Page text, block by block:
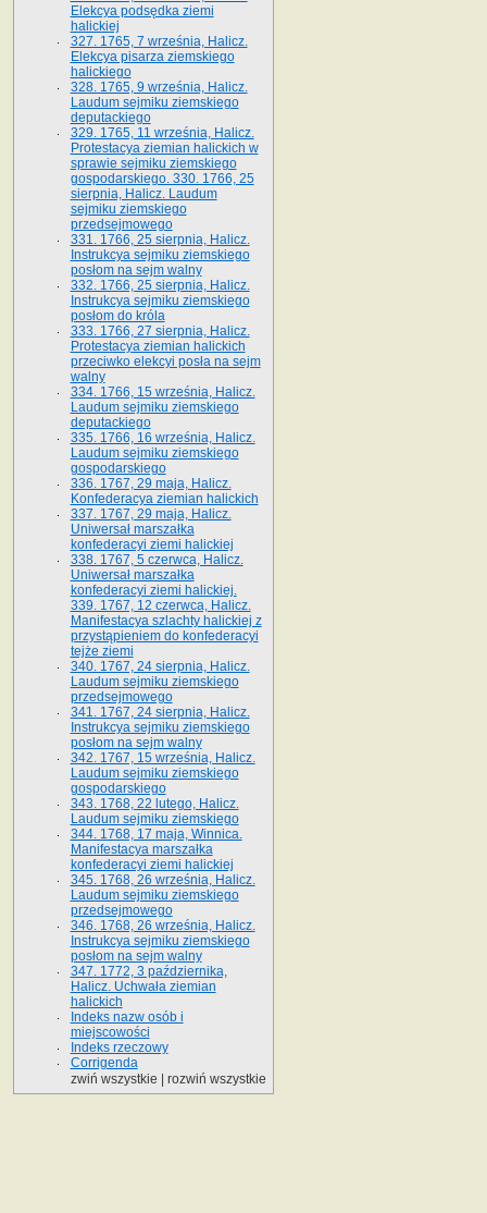
Elekcya podsędka ziemi
halickiej
327. 1765, 7 września, Halicz.
Elekcya pisarza ziemskiego
halickiego
328. 1765, 9 września, Halicz.
Laudum sejmiku ziemskiego
deputackiego
329. 1765, 11 września, Halicz.
Protestacya ziemian halickich w
sprawie sejmiku ziemskiego
gospodarskiego. 330. 1766, 25
sierpnia, Halicz. Laudum
sejmiku ziemskiego
przedsejmowego
331. 1766, 25 sierpnia, Halicz.
Instrukcya sejmiku ziemskiego
posłom na sejm walny
332. 1766, 25 sierpnia, Halicz.
Instrukcya sejmiku ziemskiego
posłom do króla
333. 1766, 27 sierpnia, Halicz.
Protestacya ziemian halickich
przeciwko elekcyi posła na sejm
walny
334. 1766, 15 września, Halicz.
Laudum sejmiku ziemskiego
deputackiego
335. 1766, 16 września, Halicz.
Laudum sejmiku ziemskiego
gospodarskiego
336. 1767, 29 maja, Halicz.
Konfederacya ziemian halickich
337. 1767, 29 maja, Halicz.
Uniwersał marszałka
konfederacyi ziemi halickiej
338. 1767, 5 czerwca, Halicz.
Uniwersał marszałka
konfederacyi ziemi halickiej.
339. 1767, 12 czerwca, Halicz.
Manifestacya szlachty halickiej z
przystąpieniem do konfederacyi
tejże ziemi
340. 1767, 24 sierpnia, Halicz.
Laudum sejmiku ziemskiego
przedsejmowego
341. 1767, 24 sierpnia, Halicz.
Instrukcya sejmiku ziemskiego
posłom na sejm walny
342. 1767, 15 września, Halicz.
Laudum sejmiku ziemskiego
gospodarskiego
343. 1768, 22 lutego, Halicz.
Laudum sejmiku ziemskiego
344. 1768, 17 maja, Winnica.
Manifestacya marszałka
konfederacyi ziemi halickiej
345. 1768, 26 września, Halicz.
Laudum sejmiku ziemskiego
przedsejmowego
346. 1768, 26 września, Halicz.
Instrukcya sejmiku ziemskiego
posłom na sejm walny
347. 1772, 3 października,
Halicz. Uchwała ziemian
halickich
Indeks nazw osób i
miejscowości
Indeks rzeczowy
Corrigenda
zwiń wszystkie
rozwiń wszystkie